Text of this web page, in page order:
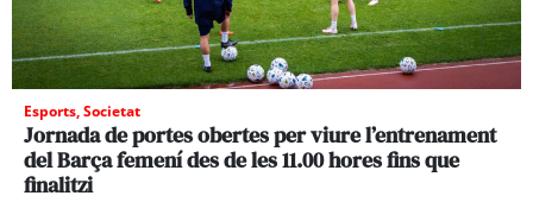
Esports,Societat
Jornada de portes obertes per viure l’entrenament
del Barça femení des de les 11.00 hores fins que
finalitzi